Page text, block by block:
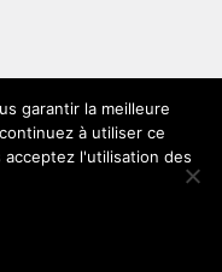
garantir la meilleure
à utiliser ce
l'utilisation des